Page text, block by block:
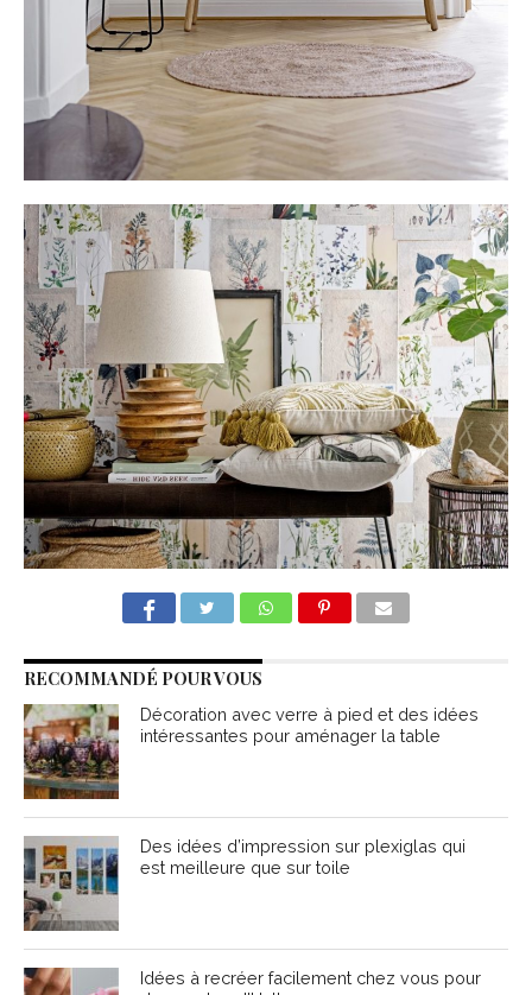
RECOMMANDÉ POUR VOUS
Décoration avec verre à pied et des idées
intéressantes pour aménager la table
Des idées d’impression sur plexiglas qui
est meilleure que sur toile
Idées à recréer facilement chez vous pour